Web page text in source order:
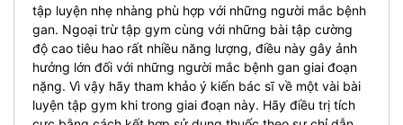
tập luyện nhẹ nhàng phù hợp với những người mắc bệnh
gan. Ngoại trừ tập gym cùng với những bài tập cường
độ cao tiêu hao rất nhiều năng lượng, điều này gây ảnh
hưởng lớn đối với những người mắc bệnh gan giai đoạn
nặng. Vì vậy hãy tham khảo ý kiến bác sĩ về một vài bài
luyện tập gym khi trong giai đoạn này. Hãy điều trị tích